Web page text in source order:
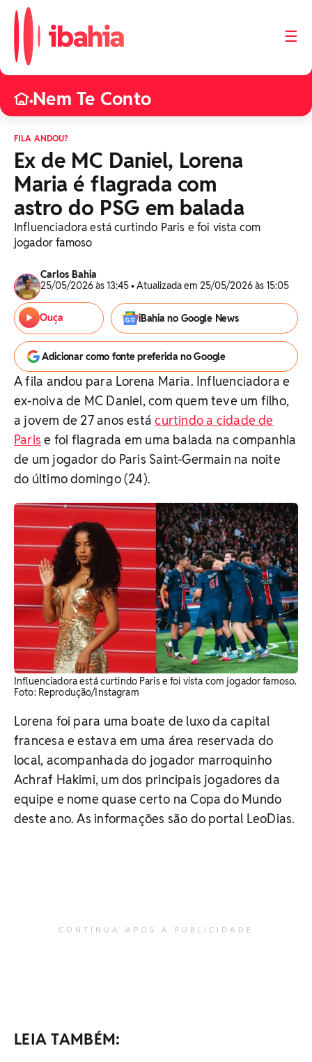
☰
•Nem Te Conto
FILA ANDOU?
Ex de MC Daniel, Lorena
Maria é flagrada com
astro do PSG em balada
Influenciadora está curtindo Paris e foi vista com
jogador famoso
Carlos Bahia
25/05/2026 às 13:45 • Atualizada em 25/05/2026 às 15:05
Ouça iBahia no Google News
Adicionar como fonte preferida no Google
A fila andou para Lorena Maria. Influenciadora e
ex-noiva de MC Daniel, com quem teve um filho,
a jovem de 27 anos estácurtindo a cidade de
Paris e foi flagrada em uma balada na companhia
de um jogador do Paris Saint-Germain na noite
do último domingo (24).
Influenciadora está curtindo Paris e foi vista com jogador famoso.
​Foto: Reprodução/Instagram
Lorena foi para uma boate de luxo da capital
francesa e estava em uma área reservada do
local, acompanhada do jogador marroquinho
Achraf Hakimi, um dos principais jogadores da
equipe e nome quase certo na Copa do Mundo
deste ano. As informações são do portal LeoDias.
CONTINUA APÓS A PUBLICIDADE
LEIA TAMBÉM: